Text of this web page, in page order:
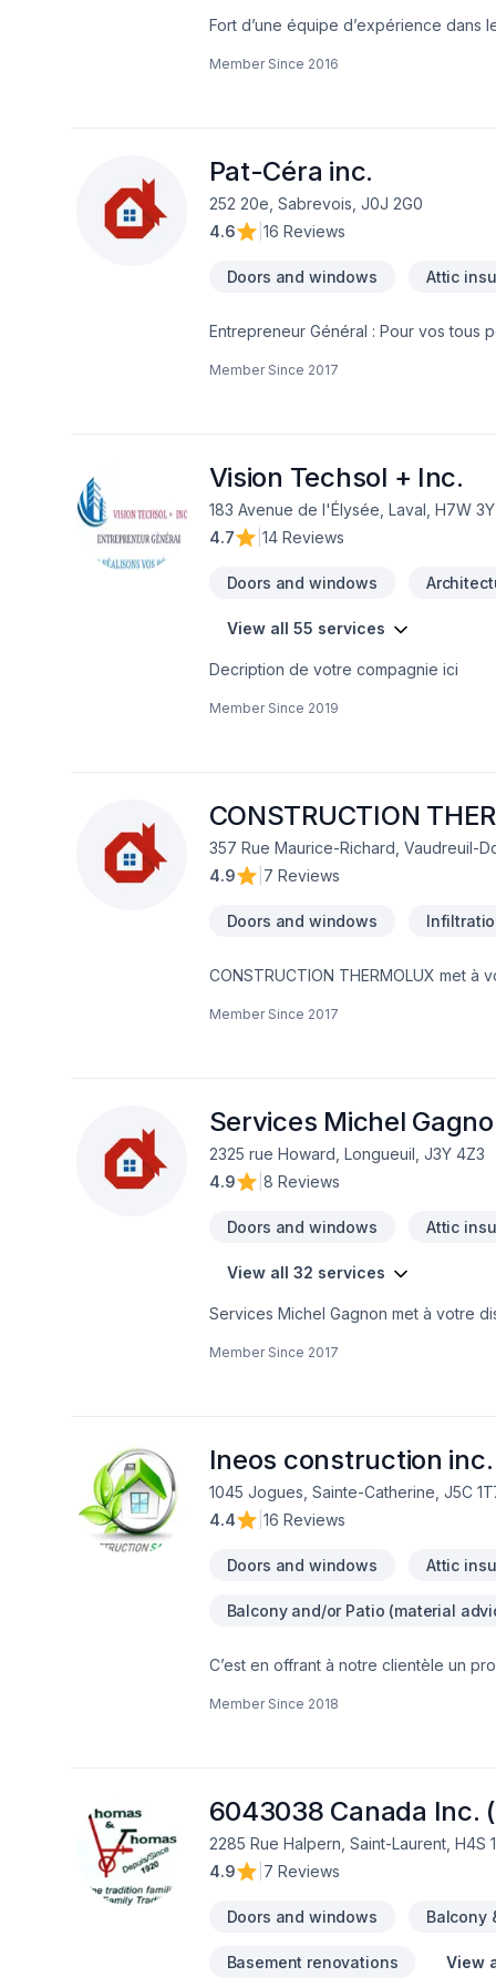
Fort d’une équipe d’expérience dans
résidentiel ou commercial de manière
nos clients, afin de gagner et garder
Member Since 2016
Pat-Céra inc.
252 20e, Sabrevois, J0J 2G0
4.6
16 Reviews
Doors and windows Attic
Entrepreneur Général : Pour vos tous
Member Since 2017
Vision Techsol + Inc.
183 Avenue de l'Élysée, Laval, H7W
4.7
14 Reviews
Doors and windows
View all 55 services
Decription de votre compagnie ici
Member Since 2019
CONSTRUCTION
357 Rue Maurice-Richard, Vaudreuil-
4.9
7 Reviews
Doors and windows
CONSTRUCTION THERMOLUX met
l'efficacité pour bâtir des relations de
Member Since 2017
Services Michel
2325 rue Howard, Longueuil, J3Y 4Z3
4.9
8 Reviews
Doors and windows Attic
View all 32 services
Services Michel Gagnon met à votre
Peinture, Plancher, Porte de garage,
Member Since 2017
Ineos construction inc.
1045 Jogues, Sainte-Catherine, J5C
4.4
16 Reviews
Doors and windows Attic
Balcony and/or Patio (material
C’est en offrant à notre clientèle un
en tête ? Je suis la personne qu’il
honest.ESTIMATION GRATUITE /
planche de bois- Pose de
Member Since 2018
6043038 Canada Inc.
2285 Rue Halpern, Saint-Laurent, H4S
4.9
7 Reviews
Doors and windows Balcony
Basement renovations View